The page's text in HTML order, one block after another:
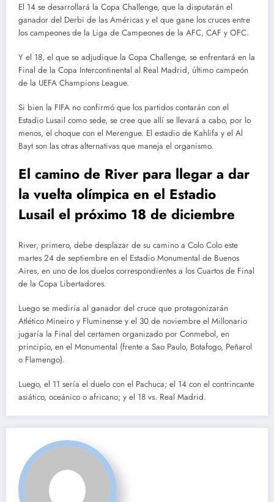
El 14 se desarrollará la Copa Challenge, que la disputarán el
ganador del Derbi de las Américas y el que gane los cruces entre
los campeones de la Liga de Campeones de la AFC, CAF y OFC.
Y el 18, el que se adjudique la Copa Challenge, se enfrentará en la
Final de la Copa Intercontinental al Real Madrid, último campeón
de la UEFA Champions League.
Si bien la FIFA no confirmó que los partidos contarán con el
Estadio Lusail como sede, se cree que allí se llevará a cabo, por lo
menos, el choque con el Merengue. El estadio de Kahlifa y el Al
Bayt son las otras alternativas que maneja el organismo.
El camino de River para llegar a dar
la vuelta olímpica en el Estadio
Lusail el próximo 18 de diciembre
River, primero, debe desplazar de su camino a Colo Colo este
martes 24 de septiembre en el Estadio Monumental de Buenos
Aires, en uno de los duelos correspondientes a los Cuartos de Final
de la Copa Libertadores.
Luego se mediría al ganador del cruce que protagonizarán
Atlético Mineiro y Fluminense y el 30 de noviembre el Millonario
jugaría la Final del certamen organizado por Conmebol, en
principio, en el Monumental (frente a Sao Paulo, Botafogo, Peñarol
o Flamengo).
Luego, el 11 sería el duelo con el Pachuca; el 14 con el contrincante
asiático, oceánico o africano; y el 18 vs. Real Madrid.